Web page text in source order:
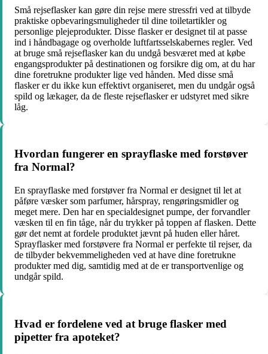
Små rejseflasker kan gøre din rejse mere stressfri ved at tilbyde
praktiske opbevaringsmuligheder til dine toiletartikler og
personlige plejeprodukter. Disse flasker er designet til at passe
ind i håndbagage og overholde luftfartsselskabernes regler. Ved
at bruge små rejseflasker kan du undgå besværet med at købe
engangsprodukter på destinationen og forsikre dig om, at du har
dine foretrukne produkter lige ved hånden. Med disse små
flasker er du ikke kun effektivt organiseret, men du undgår også
spild og lækager, da de fleste rejseflasker er udstyret med sikre
låg.
Hvordan fungerer en sprayflaske med forstøver
fra Normal?
En sprayflaske med forstøver fra Normal er designet til let at
påføre væsker som parfumer, hårspray, rengøringsmidler og
meget mere. Den har en specialdesignet pumpe, der forvandler
væsken til en fin tåge, når du trykker på toppen af ​​flasken. Dette
gør det nemt at fordele produktet jævnt på huden eller håret.
Sprayflasker med forstøvere fra Normal er perfekte til rejser, da
de tilbyder bekvemmeligheden ved at have dine foretrukne
produkter med dig, samtidig med at de er transportvenlige og
undgår spild.
Hvad er fordelene ved at bruge flasker med
pipetter fra apoteket?